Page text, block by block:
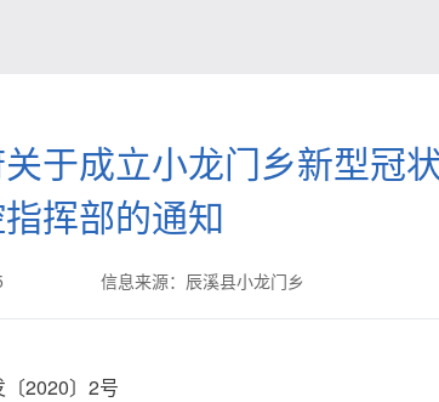
于成立小龙门乡新型冠
挥部的通知
信息来源：辰溪县小龙门乡
〔2020〕2号